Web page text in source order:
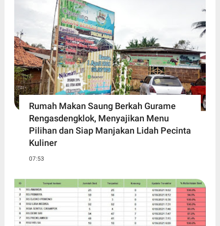
Rumah Makan Saung Berkah Gurame
Rengasdengklok, Menyajikan Menu
Pilihan dan Siap Manjakan Lidah Pecinta
Kuliner
07:53